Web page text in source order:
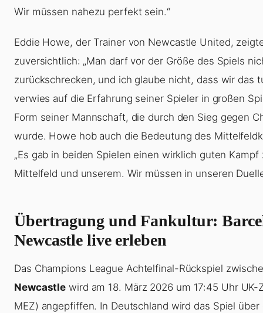
Wir müssen nahezu perfekt sein.“
Eddie Howe, der Trainer von Newcastle United,
zuversichtlich: „Man darf vor der Größe des Spiels
zurückschrecken, und ich glaube nicht, dass wir das
verwies auf die Erfahrung seiner Spieler in großen
Form seiner Mannschaft, die durch den Sieg gegen
wurde. Howe hob auch die Bedeutung des
„Es gab in beiden Spielen einen wirklich guten
Mittelfeld und unserem. Wir müssen in unseren
Übertragung und Fankultur:
Newcastle live erleben
Das Champions League Achtelfinal-Rückspiel
Newcastle wird am 18. März 2026 um 17:45 Uhr UK-
MEZ) angepfiffen. In Deutschland wird das Spiel